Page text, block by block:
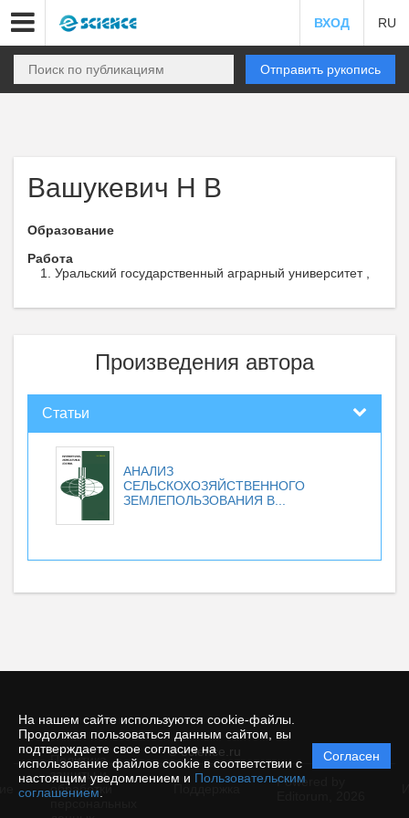
На нашем сайте используются cookie-файлы.
Продолжая пользоваться данным сайтом, вы
подтверждаете свое согласие на
использование файлов cookie в соответствии с
настоящим уведомлением и Пользовательским
соглашением
Согласен
ВХОД RU
Отправить рукопись
Вашукевич Н В
Образование
Работа
Уральский государственный аграрный университет ,
Произведения автора
Статьи
АНАЛИЗ
СЕЛЬСКОХОЗЯЙСТВЕННОГО
ЗЕМЛЕПОЛЬЗОВАНИЯ В...
© ecience.ru
Политика
защиты и
обработки
Powered by